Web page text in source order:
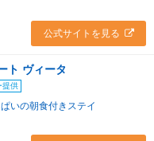
公式サイトを見る
ト ヴィータ
提供
いの朝食付きステイ